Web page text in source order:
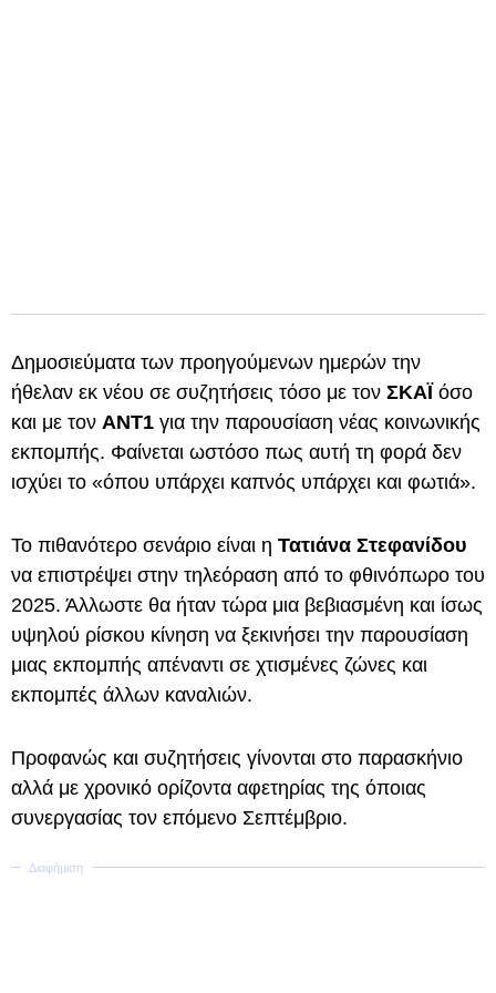
Δημοσιεύματα των προηγούμενων ημερών την
ήθελαν εκ νέου σε συζητήσεις τόσο με τον ΣΚΑΪ όσο
και με τον ΑΝΤ1 για την παρουσίαση νέας κοινωνικής
εκπομπής. Φαίνεται ωστόσο πως αυτή τη φορά δεν
ισχύει το «όπου υπάρχει καπνός υπάρχει και φωτιά».
Το πιθανότερο σενάριο είναι η Τατιάνα Στεφανίδου
να επιστρέψει στην τηλεόραση από το φθινόπωρο του
2025. Άλλωστε θα ήταν τώρα μια βεβιασμένη και ίσως
υψηλού ρίσκου κίνηση να ξεκινήσει την παρουσίαση
μιας εκπομπής απέναντι σε χτισμένες ζώνες και
εκπομπές άλλων καναλιών.
Προφανώς και συζητήσεις γίνονται στο παρασκήνιο
αλλά με χρονικό ορίζοντα αφετηρίας της όποιας
συνεργασίας τον επόμενο Σεπτέμβριο.